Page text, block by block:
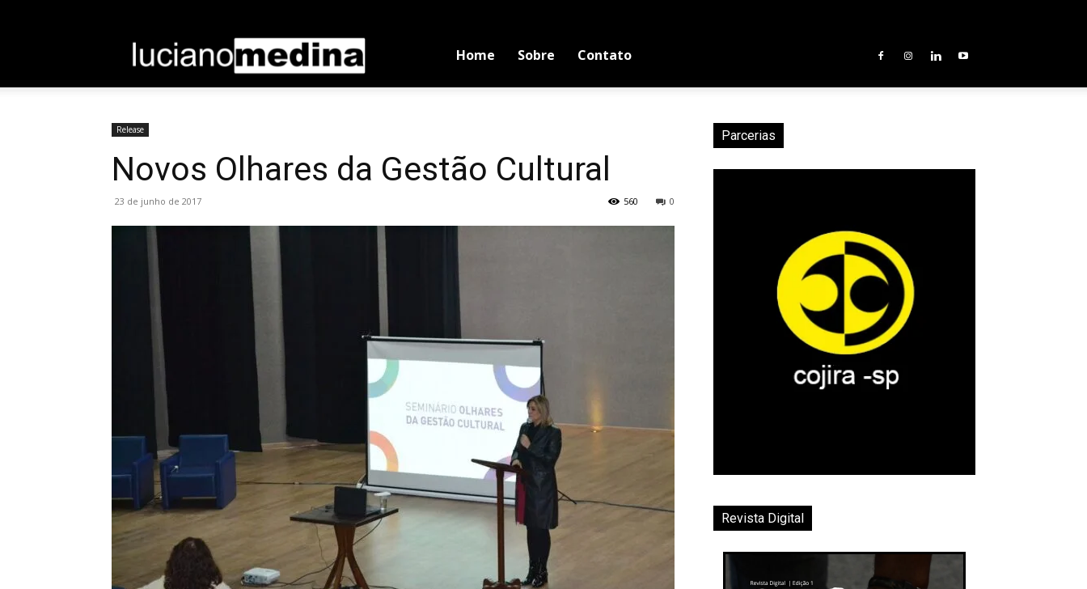
Home Sobre Contato
Release
Novos Olhares da Gestão Cultural
23 de junho de 2017 0
560
Parcerias
Revista Digital